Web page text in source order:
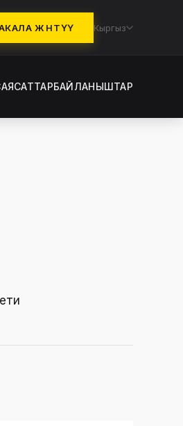
ЖӨНӨТҮҮ Кыргыз
БАЙЛАНЫШТАР